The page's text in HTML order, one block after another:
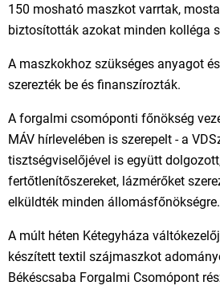
150 mosható maszkot varrtak,
biztosították azokat minden kolléga
A maszkokhoz szükséges anyagot
szerezték be és finanszírozták.
A forgalmi csomóponti főnökség
MÁV hírlevelében is szerepelt - a
tisztségviselőjével is együtt
fertőtlenítőszereket, lázmérőket
elküldték minden állomásfőnökségre.
A múlt héten Kétegyháza
készített textil szájmaszkot
Békéscsaba Forgalmi Csomópont